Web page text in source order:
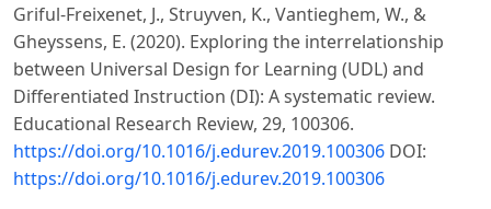
Griful-Freixenet, J., Struyven, K., Vantieghem, W., &
Gheyssens, E. (2020). Exploring the interrelationship
between Universal Design for Learning (UDL) and
Differentiated Instruction (DI): A systematic review.
Educational Research Review, 29, 100306.
https://doi.org/10.1016/j.edurev.2019.100306 DOI:
https://doi.org/10.1016/j.edurev.2019.100306